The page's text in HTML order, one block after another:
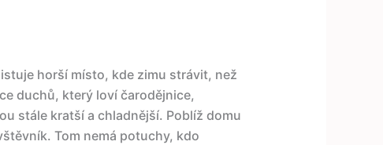
horší místo, kde zimu strávit, než
duchů, který loví čarodějnice,
stále kratší a chladnější. Poblíž domu
Tom nemá potuchy, kdo